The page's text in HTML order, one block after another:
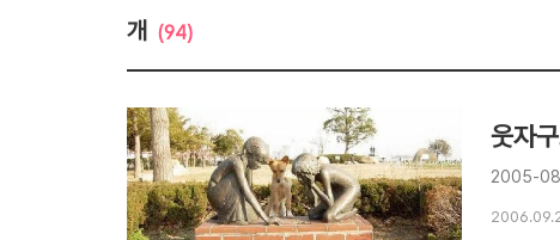
개 (94)
웃자
2005-08-